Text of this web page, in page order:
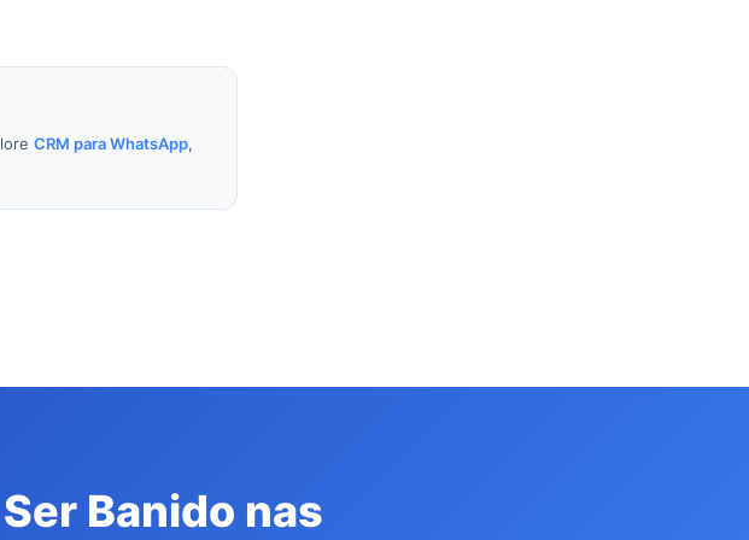
CRM para WhatsApp,
Banido nas